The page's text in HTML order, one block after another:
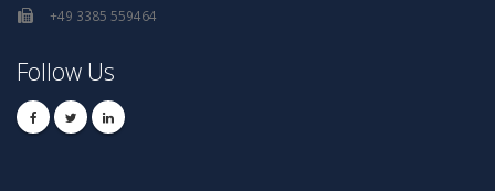
Follow Us